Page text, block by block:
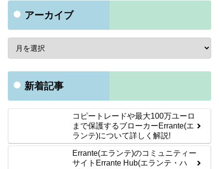
アーカイブ
新着記事
コピートレードや最大100万ユーロ
まで保護するブローカーErrante(エ
ランテ)について詳しく解説!
Errante(エランテ)のコミュニティー
サイトErrante Hub(エランテ・ハ